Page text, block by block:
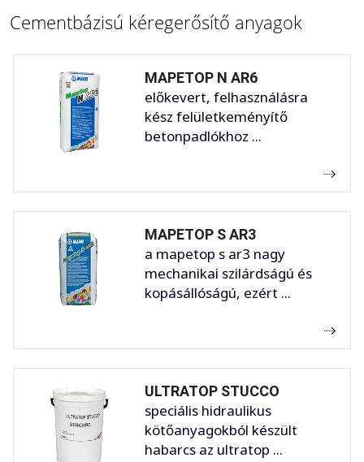
Cementbázisú kéregerősítő anyagok
MAPETOP N AR6
előkevert, felhasználásra
kész felületkeményítő
betonpadlókhoz ...
MAPETOP S AR3
a mapetop s ar3 nagy
mechanikai szilárdságú és
kopásállóságú, ezért ...
ULTRATOP STUCCO
speciális hidraulikus
kötőanyagokból készült
habarcs az ultratop ...